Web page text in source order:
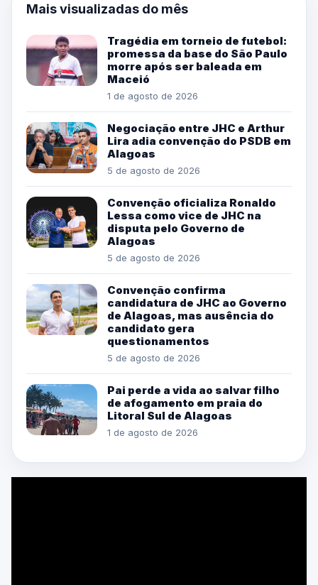
Mais visualizadas do mês
Tragédia em torneio de futebol:
promessa da base do São Paulo
morre após ser baleada em
Maceió
1 de agosto de 2026
Negociação entre JHC e Arthur
Lira adia convenção do PSDB em
Alagoas
5 de agosto de 2026
Convenção oficializa Ronaldo
Lessa como vice de JHC na
disputa pelo Governo de
Alagoas
5 de agosto de 2026
Convenção confirma
candidatura de JHC ao Governo
de Alagoas, mas ausência do
candidato gera
questionamentos
5 de agosto de 2026
Pai perde a vida ao salvar filho
de afogamento em praia do
Litoral Sul de Alagoas
1 de agosto de 2026